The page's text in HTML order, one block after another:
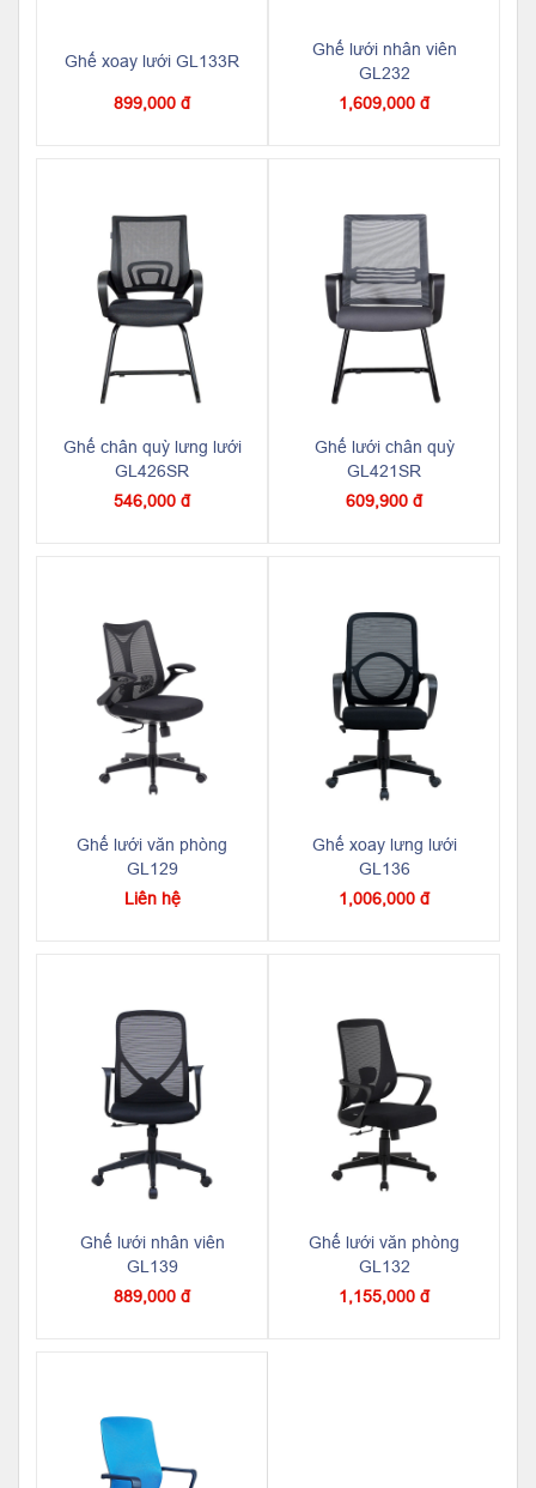
Ghế xoay lưới GL133R
899,000 đ
Ghế lưới nhân viên
GL232
1,609,000 đ
Ghế chân quỳ lưng lưới
GL426SR
546,000 đ
Ghế lưới chân quỳ
GL421SR
609,900 đ
Ghế lưới văn phòng
GL129
Liên hệ
Ghế xoay lưng lưới
GL136
1,006,000 đ
Ghế lưới nhân viên
GL139
889,000 đ
Ghế lưới văn phòng
GL132
1,155,000 đ